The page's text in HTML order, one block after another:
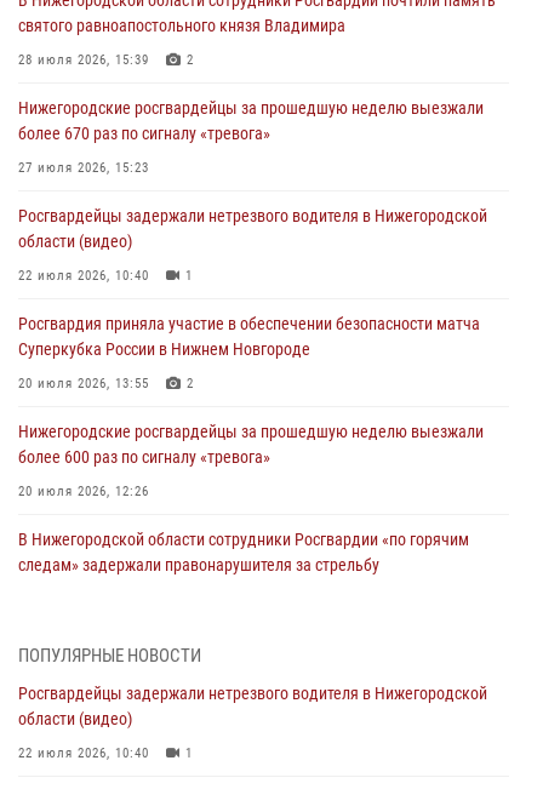
святого равноапостольного князя Владимира
28 июля 2026, 15:39 2
Нижегородские росгвардейцы за прошедшую неделю выезжали
более 670 раз по сигналу «тревога»
27 июля 2026, 15:23
Росгвардейцы задержали нетрезвого водителя в Нижегородской
области (видео)
22 июля 2026, 10:40 1
Росгвардия приняла участие в обеспечении безопасности матча
Суперкубка России в Нижнем Новгороде
20 июля 2026, 13:55 2
Нижегородские росгвардейцы за прошедшую неделю выезжали
более 600 раз по сигналу «тревога»
20 июля 2026, 12:26
В Нижегородской области сотрудники Росгвардии «по горячим
следам» задержали правонарушителя за стрельбу
В Нижегородской области продолжаются мероприятия в рамках
16 июля 2026, 05:00
Росгвардейцы обеспечили безопасность на VK Fest в Нижнем
ПОПУЛЯРНЫЕ НОВОСТИ
Росгвардейцы задержали нетрезвого водителя в Нижегородской
области (видео)
22 июля 2026, 10:40 1